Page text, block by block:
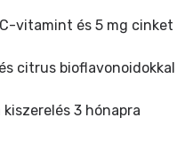
vitamint és 5 mg cinket
citrus bioflavonoidokkal
3 hónapra